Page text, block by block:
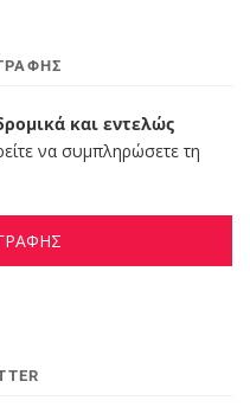
και εντελώς
να συμπληρώσετε τη